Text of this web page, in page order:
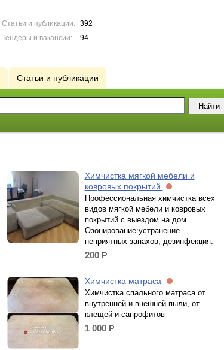
Статьи и публикации:
392
Тендеры и вакансии:
94
Статьи и публикации
Химчистка мягкой мебели и
ковровых покрытий
Профессиональная химчистка всех
видов мягкой мебели и ковровых
покрытий с выездом на дом.
Озонирование:устранение
неприятных запахов, дезинфекция.
200 р.
Химчистка матраса
Химчистка спального матраса от
внутренней и внешней пыли, от
клещей и сапрофитов
1 000 р.